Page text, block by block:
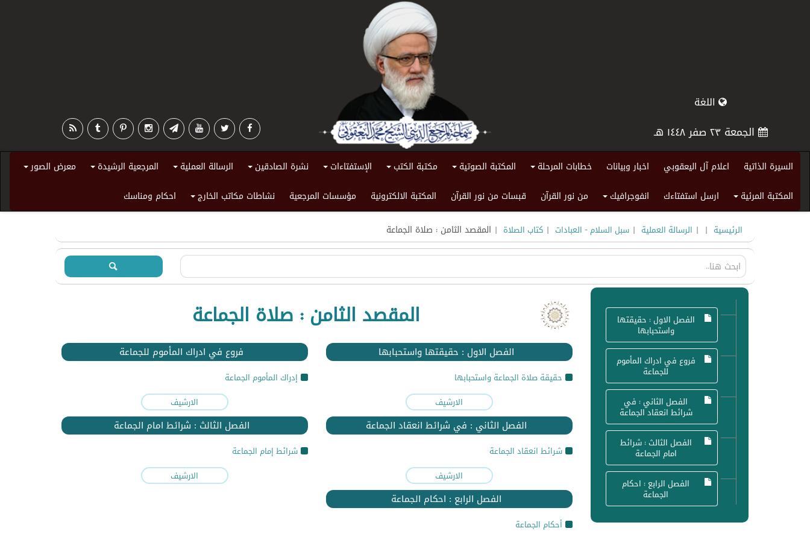
اللغة
الجمعة ٢٣ صفر ١٤٤٨ هـ
السيرة الذاتية اعلام آل اليعقوبي اخبار وبيانات خطابات المرحلة المكتبة الصوتية مكتبة الكتب الإستفتاءات نشرة الصادقين الرسالة العملية المرجعية الرشيدة معرض الصور
المكتبة المرئية ارسل استفتاءك انفوجرافيك من نور القرآن قبسات من نور القرآن المكتبة الالكترونية مؤسسات المرجعية نشاطات مكاتب الخارج احكام ومناسك
الرئيسية |
| الرسالة العملية | سبل السلام - العبادات | كتاب الصلاة | المقصد الثامن : صلاة الجماعة
الفصل الاول : حقيقتها
واستحبابها
فروع في ادراك المأموم
للجماعة
الفصل الثاني : في
شرائط انعقاد الجماعة
الفصل الثالث : شرائط
امام الجماعة
الفصل الرابع : احكام
الجماعة
المقصد الثامن : صلاة الجماعة
الفصل الاول : حقيقتها واستحبابها
حقيقة صلاة الجماعة واستحبابها
الارشيف
فروع في ادراك المأموم للجماعة
إدراك المأموم الجماعة
الارشيف
الفصل الثاني : في شرائط انعقاد الجماعة
شرائط انعقاد الجماعة
الارشيف
الفصل الثالث : شرائط امام الجماعة
شرائط إمام الجماعة
الارشيف
الفصل الرابع : احكام الجماعة
أحكام الجماعة